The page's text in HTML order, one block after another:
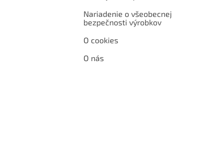
Nariadenie o všeobecnej
bezpečnosti výrobkov
O cookies
O nás